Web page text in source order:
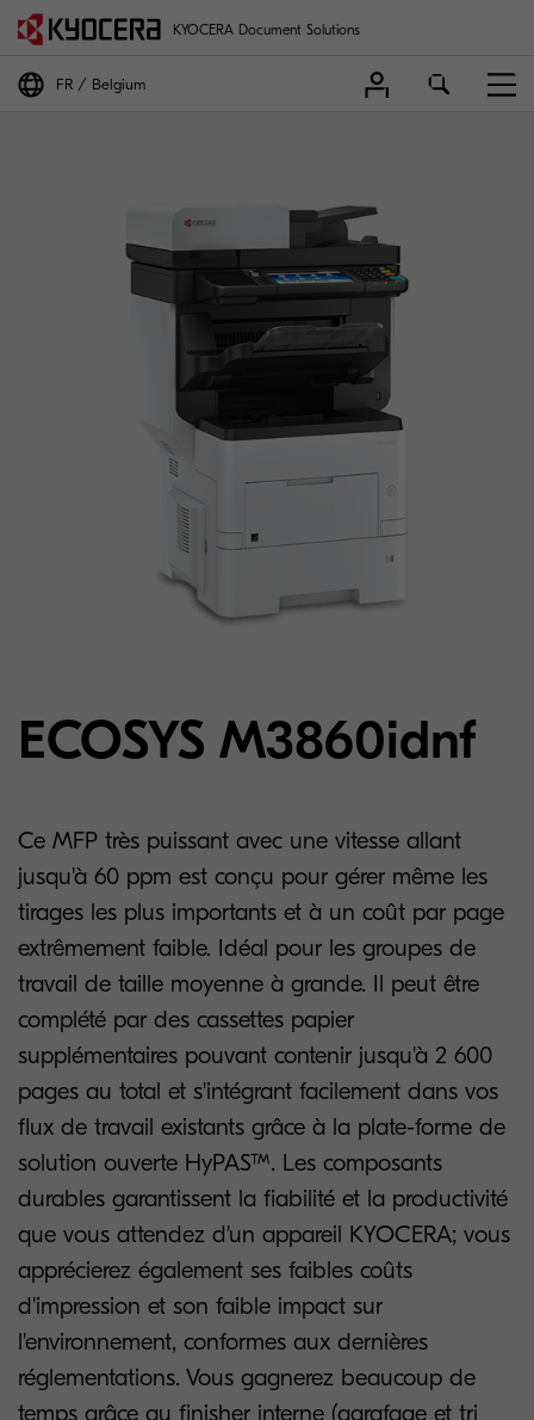
KYOCERA Document Solutions
FR Belgium
ECOSYS M3860idnf
Ce MFP très puissant avec une vitesse allant
jusqu'à 60 ppm est conçu pour gérer même les
tirages les plus importants et à un coût par page
extrêmement faible. Idéal pour les groupes de
travail de taille moyenne à grande. Il peut être
complété par des cassettes papier
supplémentaires pouvant contenir jusqu'à 2 600
pages au total et s'intégrant facilement dans vos
flux de travail existants grâce à la plate-forme de
solution ouverte HyPAS™. Les composants
durables garantissent la fiabilité et la productivité
que vous attendez d'un appareil KYOCERA; vous
apprécierez également ses faibles coûts
d'impression et son faible impact sur
l'environnement, conformes aux dernières
réglementations. Vous gagnerez beaucoup de
temps grâce au finisher interne (agrafage et tri